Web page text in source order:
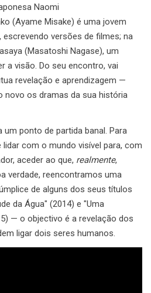
Naomi
(Ayame Misake) é uma jovem
escrevendo versões de filmes; na
(Masatoshi Nagase), um
a visão. Do seu encontro, vai
revelação e aprendizagem —
novo os dramas da sua história
um ponto de partida banal. Para
lidar com o mundo visível para, com
aceder ao que, realmente,
verdade, reencontramos uma
de alguns dos seus títulos
da Água" (2014) e "Uma
— o objectivo é a revelação dos
ligar dois seres humanos.